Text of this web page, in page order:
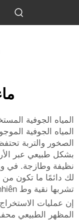
المياه الجوفية
المياه الجوفية
الصخور والتربة
بشكل طبيعي عبر
نظيفة وطازجة. في
لك دائمًا ما تكون من
تشربها نقية وط tự nhiên.
المظهر الطبيعي